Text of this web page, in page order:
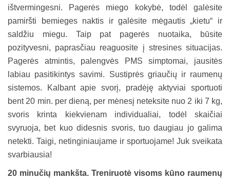
ištvermingesni. Pagerės miego kokybė, todėl galėsite
pamiršti bemieges naktis ir galėsite mėgautis „kietu“ ir
saldžiu miegu. Taip pat pagerės nuotaika, būsite
pozityvesni, paprasčiau reaguosite į stresines situacijas.
Pagerės atmintis, palengvės PMS simptomai, jausitės
labiau pasitikintys savimi. Sustiprės griaučių ir raumenų
sistemos. Kalbant apie svorį, pradėję aktyviai sportuoti
bent 20 min. per dieną, per mėnesį neteksite nuo 2 iki 7 kg,
svoris krinta kiekvienam individualiai, todėl skaičiai
svyruoja, bet kuo didesnis svoris, tuo daugiau jo galima
netekti. Taigi, netinginiaujame ir sportuojame! Juk sveikata
svarbiausia!
20 minučių mankšta. Treniruotė visoms kūno raumenų